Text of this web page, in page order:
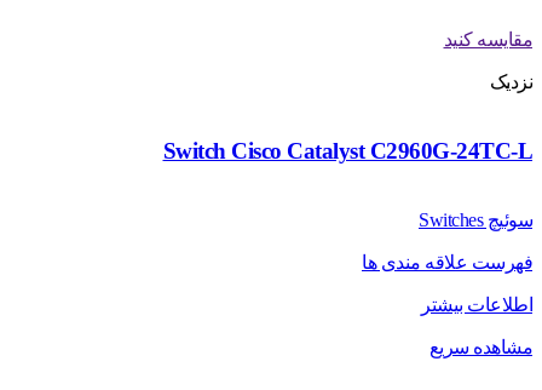
مقایسه کنید
نزدیک
Switch Cisco Catalyst C2960G-24TC-L
سوئیچ Switches
فهرست علاقه مندی ها
اطلاعات بیشتر
مشاهده سریع